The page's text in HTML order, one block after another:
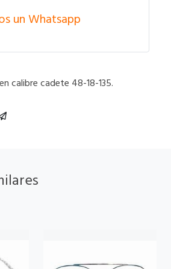
un Whatsapp
calibre cadete 48-18-135.